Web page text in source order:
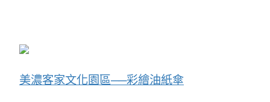
美濃客家文化園區──彩繪油紙傘